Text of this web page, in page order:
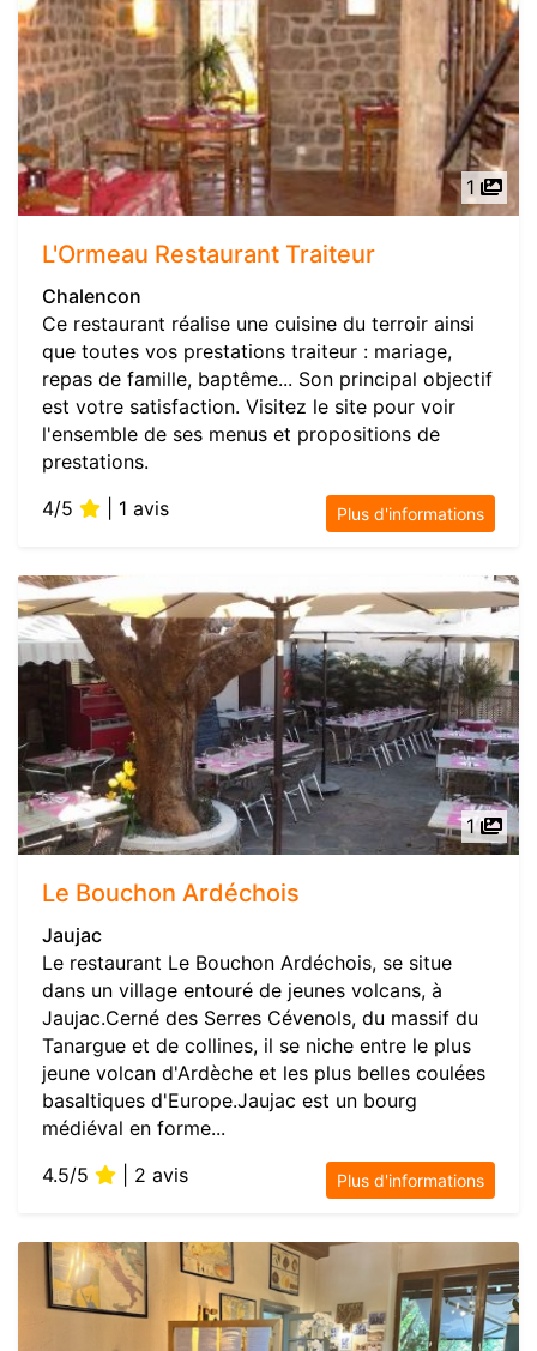
1
L'Ormeau Restaurant Traiteur
Chalencon
Ce restaurant réalise une cuisine du terroir ainsi
que toutes vos prestations traiteur : mariage,
repas de famille, baptême... Son principal objectif
est votre satisfaction. Visitez le site pour voir
l'ensemble de ses menus et propositions de
prestations.
4/5
| 1 avis Plus d'informations
1
Le Bouchon Ardéchois
Jaujac
Le restaurant Le Bouchon Ardéchois, se situe
dans un village entouré de jeunes volcans, à
Jaujac.Cerné des Serres Cévenols, du massif du
Tanargue et de collines, il se niche entre le plus
jeune volcan d'Ardèche et les plus belles coulées
basaltiques d'Europe.Jaujac est un bourg
médiéval en forme...
4.5/5
| 2 avis Plus d'informations